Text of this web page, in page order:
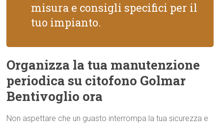
misura e consigli specifici per il
tuo impianto.
Organizza la tua manutenzione
periodica su citofono Golmar
Bentivoglio ora
Non aspettare che un guasto interrompa la tua sicurezza e